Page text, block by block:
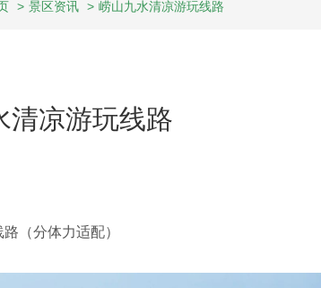
> 景区资讯 > 崂山九水清凉游玩线路
清凉游玩线路
（分体力适配）